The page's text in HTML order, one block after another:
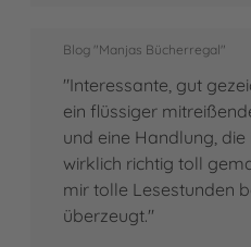
Blog "Manjas Bücherregal"
"Interessante, gut
ein flüssiger
und eine Handlung,
wirklich richtig toll
mir tolle Lesestunden
überzeugt."